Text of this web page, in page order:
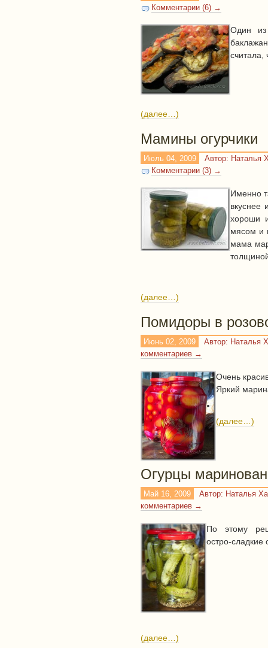
Комментарии (6) →
Один из
(далее…)
Мамины огурчики
Июль 04, 2009
Автор: Наталья
Комментарии (3) →
Именно
вкуснее
хороши
мясом и
мама
(далее…)
Помидоры в
Июнь 02, 2009
Автор: Наталья
комментариев →
Очень
Яркий
(далее…)
Огурцы
Май 16, 2009
Автор: Наталья
комментариев →
По этому
остро-сладкие
(далее…)